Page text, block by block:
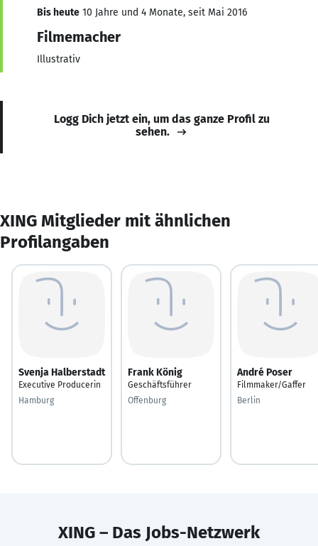
Bis heute 10 Jahre und 4 Monate, seit Mai 2016
Filmemacher
Illustrativ
Logg Dich jetzt ein, um das ganze Profil zu
sehen.
XING Mitglieder mit ähnlichen
Profilangaben
Svenja Halberstadt
Executive Producerin
Hamburg
Frank König
Geschäftsführer
Offenburg
André Poser
Filmmaker/Gaffer
Berlin
XING – Das Jobs-Netzwerk